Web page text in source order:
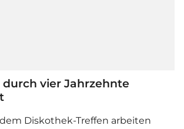
vier Jahrzehnte
Diskothek-Treffen arbeiten